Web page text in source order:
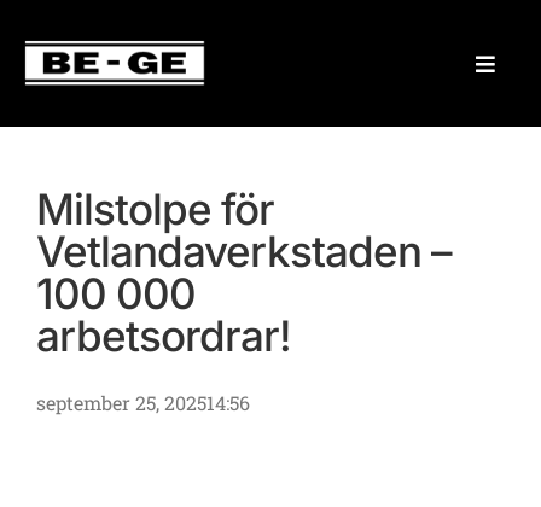
Milstolpe för
Vetlandaverkstaden –
100 000
arbetsordrar!
september 25, 202514:56